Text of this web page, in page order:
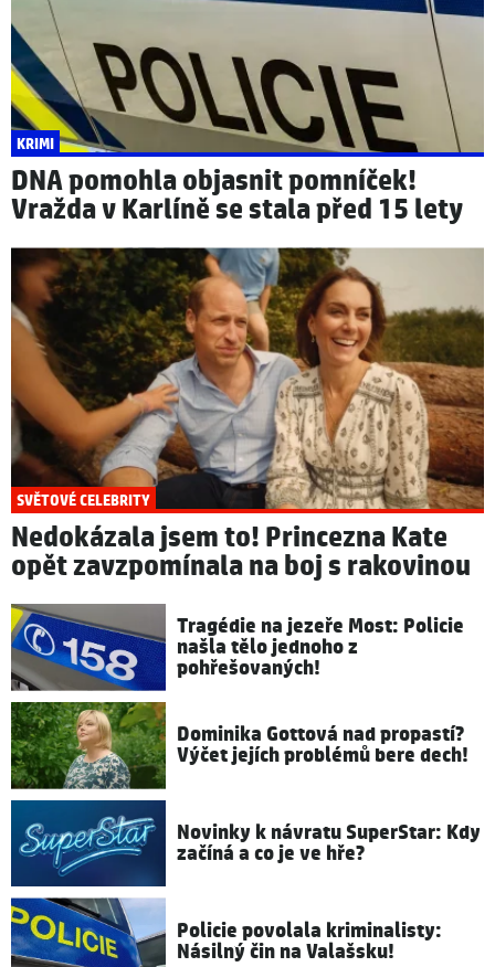
KRIMI
DNA pomohla objasnit pomníček!
Vražda v Karlíně se stala před 15 lety
SVĚTOVÉ CELEBRITY
Nedokázala jsem to! Princezna Kate
opět zavzpomínala na boj s rakovinou
Tragédie na jezeře Most: Policie
našla tělo jednoho z
pohřešovaných!
Dominika Gottová nad propastí?
Výčet jejích problémů bere dech!
Novinky k návratu SuperStar: Kdy
začíná a co je ve hře?
Policie povolala kriminalisty:
Násilný čin na Valašsku!